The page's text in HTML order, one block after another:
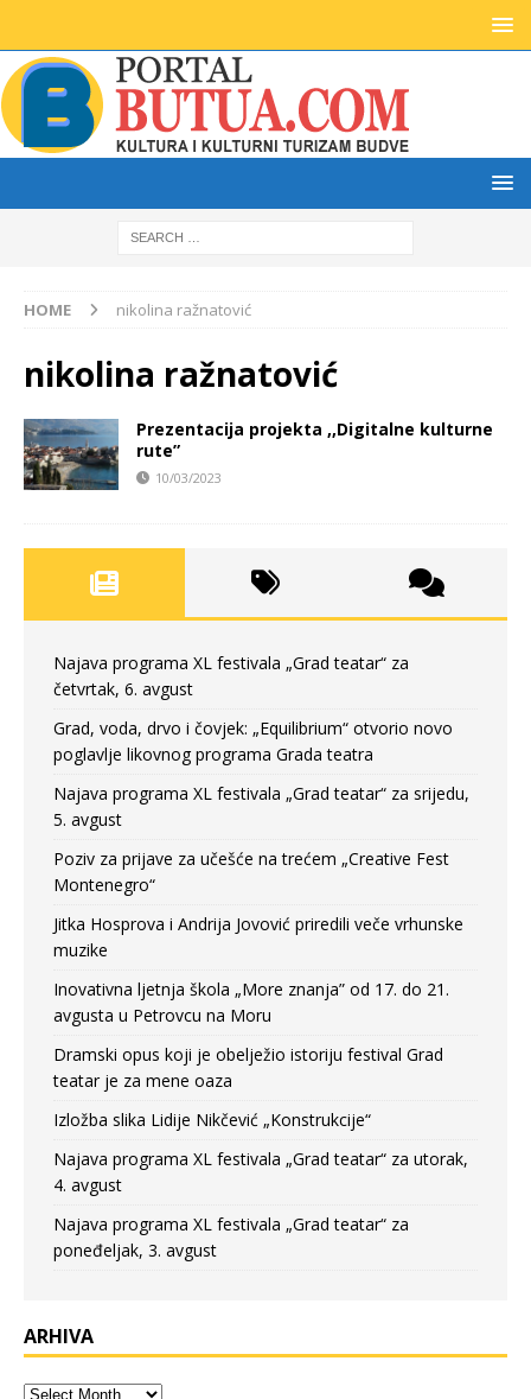
HOME nikolina ražnatović
nikolina ražnatović
Prezentacija projekta ,,Digitalne kulturne
rute”
10/03/2023
Najava programa XL festivala „Grad teatar“ za
četvrtak, 6. avgust
Grad, voda, drvo i čovjek: „Equilibrium“ otvorio novo
poglavlje likovnog programa Grada teatra
Najava programa XL festivala „Grad teatar“ za srijedu,
5. avgust
Poziv za prijave za učešće na trećem „Creative Fest
Montenegro“
Jitka Hosprova i Andrija Jovović priredili veče vrhunske
muzike
Inovativna ljetnja škola „More znanja” od 17. do 21.
avgusta u Petrovcu na Moru
Dramski opus koji je obelježio istoriju festival Grad
teatar je za mene oaza
Izložba slika Lidije Nikčević „Konstrukcije“
Najava programa XL festivala „Grad teatar“ za utorak,
4. avgust
Najava programa XL festivala „Grad teatar“ za
poneđeljak, 3. avgust
ARHIVA